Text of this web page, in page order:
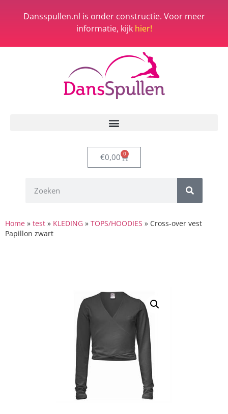
Dansspullen.nl is onder constructie. Voor meer
informatie, kijk hier!
€0,00 0
Home » test » KLEDING » TOPS/HOODIES » Cross-over vest
Papillon zwart